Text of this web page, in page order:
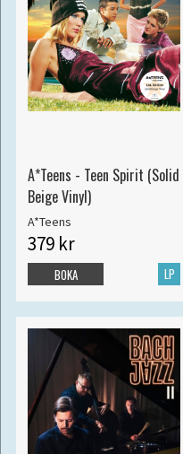
A*Teens - Teen Spirit (Solid
Beige Vinyl)
A*Teens
379 kr
LP
BOKA